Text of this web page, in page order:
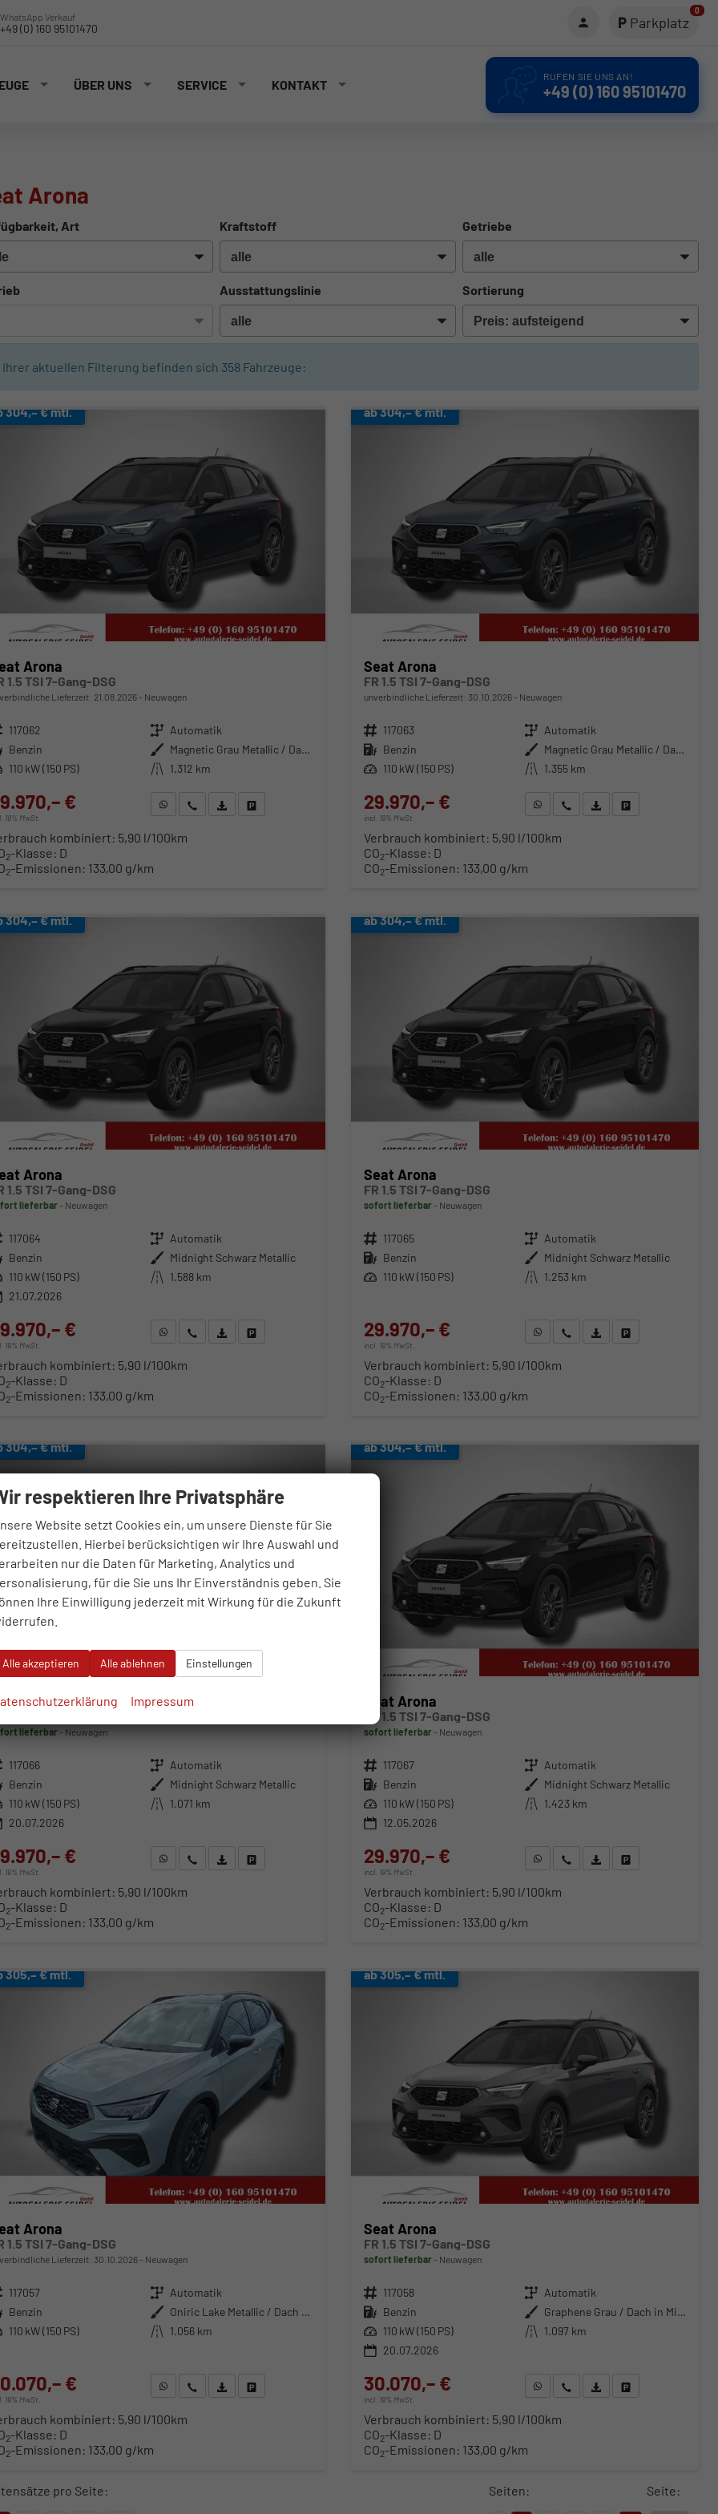
WhatsApp Verkauf
+49 (0) 160 95101470 Parkplatz
0
ÜBER UNS SERVICE KONTAKT
RUFEN SIE UNS AN!
+49 (0) 160 95101470
Arona
Art Kraftstoff Getriebe
Ausstattungslinie Sortierung
Ihrer aktuellen Filterung befinden sich 358 Fahrzeuge:
304,– € mtl.
Arona
1.5 TSI 7-Gang-DSG
Lieferzeit: 21.08.2026 Neuwagen
117062 Getriebe Automatik
Benzin Außenfarbe
Magnetic Grau Metallic / Dach in Midnight Schwarz Metallic
110 kW (150 PS) Kilometerstand 1.312 km
€
19% MwSt.
WhatsApp anfragen
Wir rufen Sie anFahrzeugexposé (PDF)
kombiniert: 5,90 l/100km
2-Klasse: D
2-Emissionen: 133,00 g/km
ab 304,– € mtl.
Seat Arona
FR 1.5 TSI 7-Gang-DSG
unverbindliche Lieferzeit: 30.10.2026 Neuwagen
Fahrzeugnr. 117063 Getriebe Automatik
Kraftstoff Benzin Außenfarbe
Magnetic Grau Metallic / Dach in Midnight Schwarz Metallic
Leistung 110 kW (150 PS) Kilometerstand 1.355 km
29.970,– €
incl. 19% MwSt.
WhatsApp anfragen
Wir rufen Sie anFahrzeugexposé (PDF)
Fahrzeug parken
Verbrauch kombiniert: 5,90 l/100km
CO2-Klasse: D
CO2-Emissionen: 133,00 g/km
304,– € mtl.
Arona
1.5 TSI 7-Gang-DSG
lieferbar Neuwagen
117064 Getriebe Automatik
Benzin Außenfarbe Midnight Schwarz Metallic
110 kW (150 PS) Kilometerstand 1.588 km
21.07.2026
€
19% MwSt.
WhatsApp anfragen
Wir rufen Sie anFahrzeugexposé (PDF)
kombiniert: 5,90 l/100km
2-Klasse: D
2-Emissionen: 133,00 g/km
ab 304,– € mtl.
Seat Arona
FR 1.5 TSI 7-Gang-DSG
sofort lieferbar Neuwagen
Fahrzeugnr. 117065 Getriebe Automatik
Kraftstoff Benzin Außenfarbe Midnight Schwarz Metallic
Leistung 110 kW (150 PS) Kilometerstand 1.253 km
29.970,– €
incl. 19% MwSt.
WhatsApp anfragen
Wir rufen Sie anFahrzeugexposé (PDF)
Fahrzeug parken
Verbrauch kombiniert: 5,90 l/100km
CO2-Klasse: D
CO2-Emissionen: 133,00 g/km
304,– € mtl.
Arona
lieferbar Neuwagen
117066 Getriebe Automatik
Benzin Außenfarbe Midnight Schwarz Metallic
110 kW (150 PS) Kilometerstand 1.071 km
20.07.2026
€
19% MwSt.
WhatsApp anfragen
Wir rufen Sie anFahrzeugexposé (PDF)
kombiniert: 5,90 l/100km
2-Klasse: D
2-Emissionen: 133,00 g/km
ab 304,– € mtl.
Seat Arona
FR 1.5 TSI 7-Gang-DSG
sofort lieferbar Neuwagen
Fahrzeugnr. 117067 Getriebe Automatik
Kraftstoff Benzin Außenfarbe Midnight Schwarz Metallic
Leistung 110 kW (150 PS) Kilometerstand 1.423 km
12.05.2026
29.970,– €
incl. 19% MwSt.
WhatsApp anfragen
Wir rufen Sie anFahrzeugexposé (PDF)
Fahrzeug parken
Verbrauch kombiniert: 5,90 l/100km
CO2-Klasse: D
CO2-Emissionen: 133,00 g/km
305,– € mtl.
Arona
1.5 TSI 7-Gang-DSG
Lieferzeit: 30.10.2026 Neuwagen
117057 Getriebe Automatik
Benzin Außenfarbe
Oniric Lake Metallic / Dach in Midnight Schwarz Metallic
110 kW (150 PS) Kilometerstand 1.056 km
€
19% MwSt.
WhatsApp anfragen
Wir rufen Sie anFahrzeugexposé (PDF)
kombiniert: 5,90 l/100km
2-Klasse: D
2-Emissionen: 133,00 g/km
ab 305,– € mtl.
Seat Arona
FR 1.5 TSI 7-Gang-DSG
sofort lieferbar Neuwagen
Fahrzeugnr. 117058 Getriebe Automatik
Kraftstoff Benzin Außenfarbe
Graphene Grau / Dach in Midnight Schwarz Metallic
Leistung 110 kW (150 PS) Kilometerstand 1.097 km
20.07.2026
30.070,– €
incl. 19% MwSt.
WhatsApp anfragen
Wir rufen Sie anFahrzeugexposé (PDF)
Fahrzeug parken
Verbrauch kombiniert: 5,90 l/100km
CO2-Klasse: D
CO2-Emissionen: 133,00 g/km
pro Seite: Seite:
Seiten:
respektieren Ihre Privatsphäre
Website setzt Cookies ein, um unsere Dienste für Sie
Hierbei berücksichtigen wir Ihre Auswahl und
nur die Daten für Marketing, Analytics und
für die Sie uns Ihr Einverständnis geben. Sie
Ihre Einwilligung jederzeit mit Wirkung für die Zukunft
Alle akzeptieren Alle ablehnen Einstellungen
Impressum